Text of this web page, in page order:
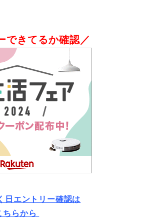
できてるか確認／
エントリー確認は
ちらから